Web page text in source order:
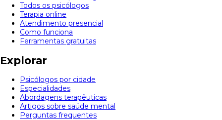
Todos os psicólogos
Terapia online
Atendimento presencial
Como funciona
Ferramentas gratuitas
Explorar
Psicólogos por cidade
Especialidades
Abordagens terapêuticas
Artigos sobre saúde mental
Perguntas frequentes